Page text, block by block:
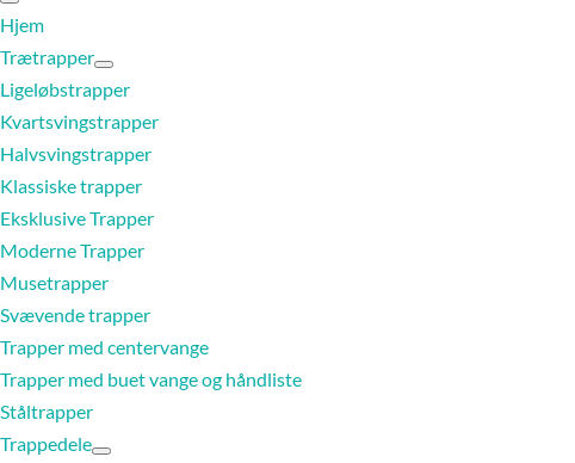
Hjem
Trætrapper
Ligeløbstrapper
Kvartsvingstrapper
Halvsvingstrapper
Klassiske trapper
Eksklusive Trapper
Moderne Trapper
Musetrapper
Svævende trapper
Trapper med centervange
Trapper med buet vange og håndliste
Ståltrapper
Trappedele